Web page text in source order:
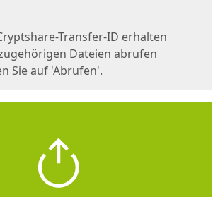
Transfer-ID erhalten
Dateien abrufen
Sie auf 'Abrufen'.